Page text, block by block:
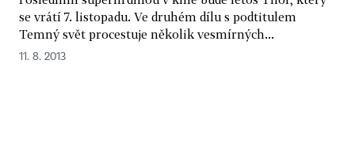
se vrátí 7. listopadu. Ve druhém dílu s podtitulem
Temný svět procestuje několik vesmírných...
11. 8. 2013